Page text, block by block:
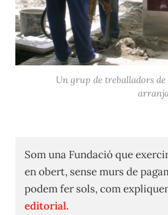
Un grup de treballadors
Som una Fundació que
en obert, sense murs de
podem fer sols, com
editorial.